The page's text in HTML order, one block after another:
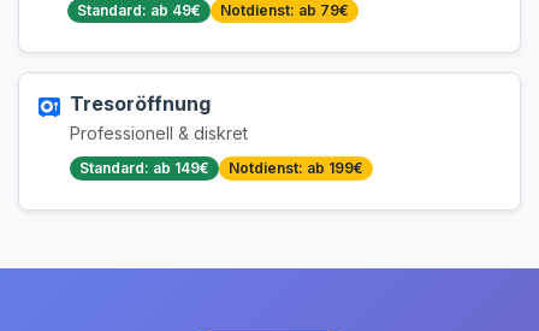
Standard: ab 49€ Notdienst: ab 79€
Tresoröffnung
Professionell & diskret
Standard: ab 149€ Notdienst: ab 199€